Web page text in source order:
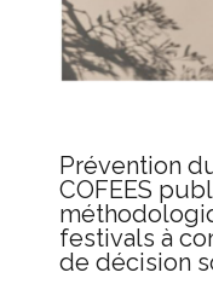
Prévention
COFEES
festivals à
de décision